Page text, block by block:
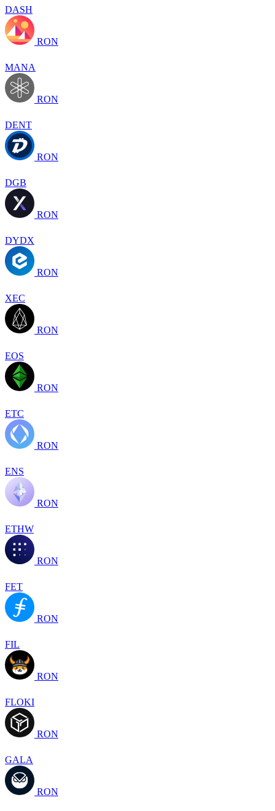
DASH
RON
MANA
RON
DENT
RON
DGB
RON
DYDX
RON
XEC
RON
EOS
RON
ETC
RON
ENS
RON
ETHW
RON
FET
RON
FIL
RON
FLOKI
RON
GALA
RON